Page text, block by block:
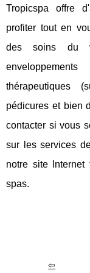
Tropicspa offre
profiter tout en
des soins du
thérapeutiques
pédicures et bien
contacter si vous
sur les services
notre site Internet
spas.